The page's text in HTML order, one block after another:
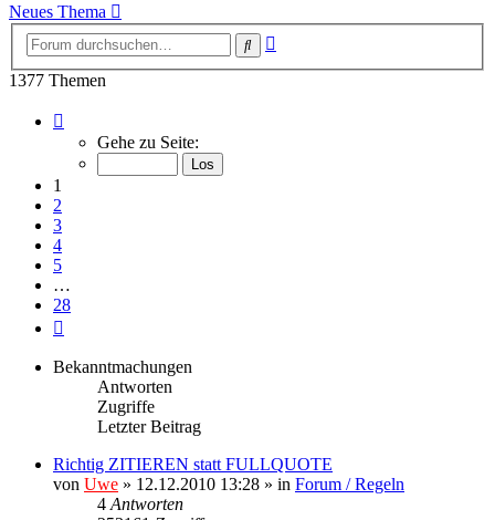
Neues Thema
Suche
1377 Themen
von
Gehe zu Seite:
1
2
3
4
5
…
28
Bekanntmachungen
Antworten
Zugriffe
Letzter Beitrag
Richtig ZITIEREN statt FULLQUOTE
von Uwe » 12.12.2010 13:28 » in Forum / Regeln
4 Antworten